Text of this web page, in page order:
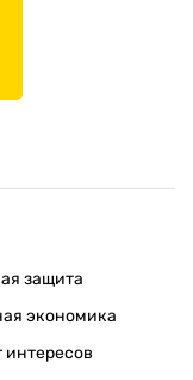
защита
экономика